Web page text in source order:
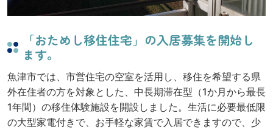
「おためし移住住宅」の入居募集を開始し
ます。
魚津市では、市営住宅の空室を活用し、移住を希望する県
外在住者の方を対象とした、中長期滞在型（1か月から最長
1年間）の移住体験施設を開設しました。生活に必要最低限
の大型家電付きで、お手軽な家賃で入居できますので、少